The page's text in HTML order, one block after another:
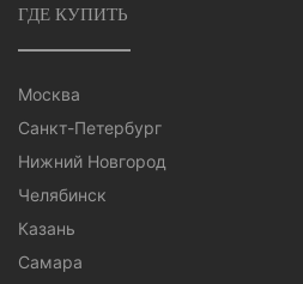
ГДЕ КУПИТЬ
Москва
Санкт-Петербург
Нижний Новгород
Челябинск
Казань
Самара